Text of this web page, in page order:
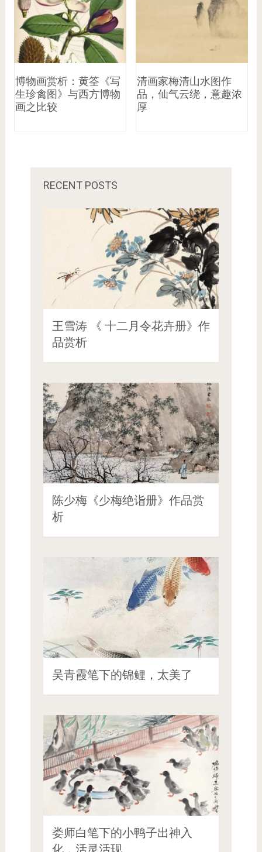
博物画赏析：黄筌《写
生珍禽图》与西方博物
画之比较
清画家梅清山水图作
品，仙气云绕，意趣浓
厚
RECENT POSTS
王雪涛 《 十二月令花卉册》作
品赏析
陈少梅《少梅绝诣册》作品赏
析
吴青霞笔下的锦鲤，太美了
娄师白笔下的小鸭子出神入
化，活灵活现